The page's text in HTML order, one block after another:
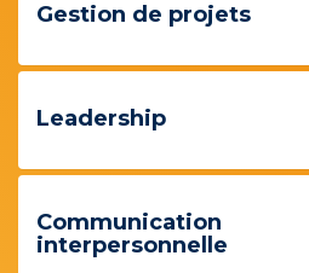
Gestion de projets
Leadership
Communication
interpersonnelle